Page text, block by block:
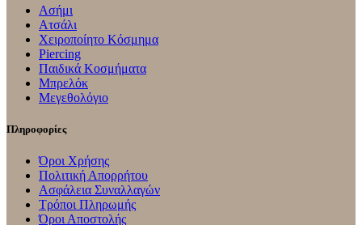
Ασήμι
Ατσάλι
Χειροποίητο Κόσμημα
Piercing
Παιδικά Κοσμήματα
Μπρελόκ
Μεγεθολόγιο
Πληροφορίες
Όροι Χρήσης
Πολιτική Απορρήτου
Ασφάλεια Συναλλαγών
Τρόποι Πληρωμής
Όροι Αποστολής